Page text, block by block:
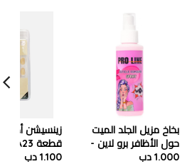
بخاخ مزيل الجلد الميت
حول الأظافر برو لاين -
150 مل
1.000 دب
قطعة A23
1.100 دب